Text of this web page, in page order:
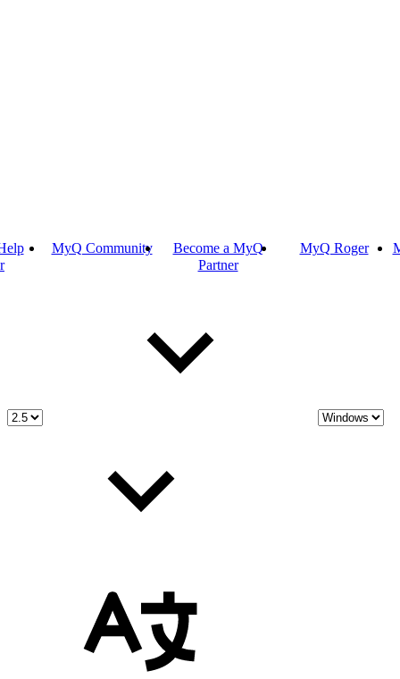
MyQ Community
Become a MyQ
Partner
MyQ Roger